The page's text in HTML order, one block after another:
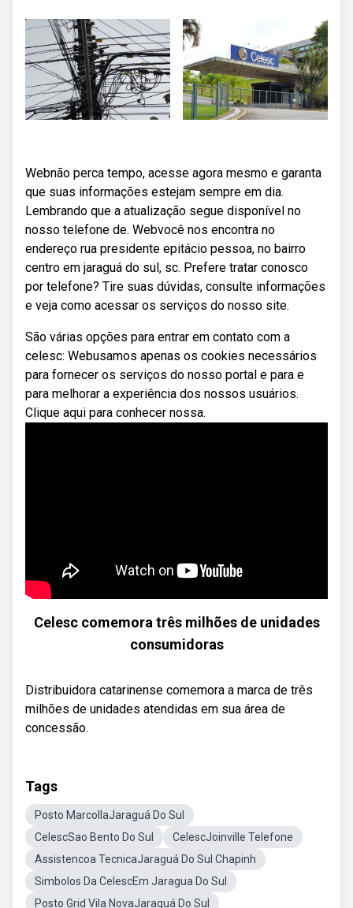
Webnão perca tempo, acesse agora mesmo e garanta
que suas informações estejam sempre em dia.
Lembrando que a atualização segue disponível no
nosso telefone de. Webvocê nos encontra no
endereço rua presidente epitácio pessoa, no bairro
centro em jaraguá do sul, sc. Prefere tratar conosco
por telefone? Tire suas dúvidas, consulte informações
e veja como acessar os serviços do nosso site.
São várias opções para entrar em contato com a
celesc: Webusamos apenas os cookies necessários
para fornecer os serviços do nosso portal e para e
para melhorar a experiência dos nossos usuários.
Clique aqui para conhecer nossa.
Celesc comemora três milhões de unidades
consumidoras
Distribuidora catarinense comemora a marca de três
milhões de unidades atendidas em sua área de
concessão.
Tags
Posto MarcollaJaraguá Do Sul
CelescSao Bento Do Sul
CelescJoinville Telefone
Assistencoa TecnicaJaraguá Do Sul Chapinh
Simbolos Da CelescEm Jaragua Do Sul
Posto Grid Vila NovaJaraguá Do Sul